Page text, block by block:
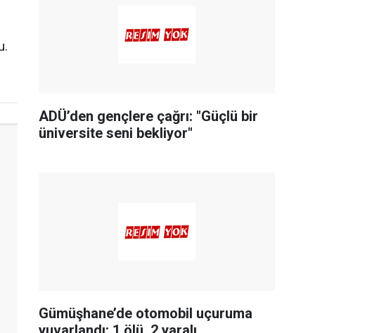
ADÜ’den gençlere çağrı: "Güçlü bir
üniversite seni bekliyor"
Gümüşhane’de otomobil uçuruma